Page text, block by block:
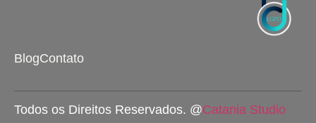
BlogContato
Todos os Direitos Reservados. @Catania Studio